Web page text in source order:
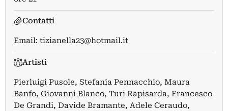
Contatti
Email: tizianella23@hotmail.it
Artisti
Pierluigi Pusole, Stefania Pennacchio, Maura
Banfo, Giovanni Blanco, Turi Rapisarda, Francesco
De Grandi, Davide Bramante, Adele Ceraudo,